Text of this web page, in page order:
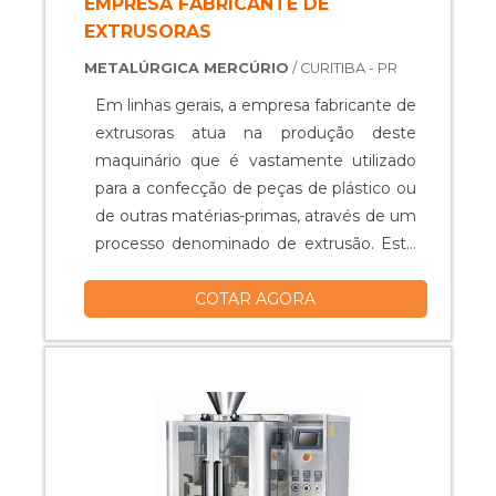
EXTRUSORAS
METALÚRGICA MERCÚRIO / CURITIBA - PR
Em linhas gerais, a empresa fabricante de
extrusoras atua na produção deste
maquinário que é vastamente utilizado
para a confecção de peças de plástico ou
de outras matérias-primas, através de um
processo denominado de extrusão. Este
transformar um determinado objeto.
uma matriz extrusora, que o molda. Esse
material, que recebe o nome de
funil.INFORMAÇÕES SOBRE
EXTRUSORASSeguidamente, o ob.
COTAR AGORA